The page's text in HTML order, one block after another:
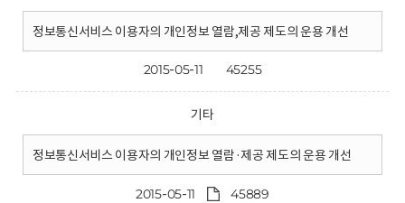
정보통신서비스 이용자의 개인정보 열람,제공 제도의 운용 개선
2015-05-11 45255
기타
정보통신서비스 이용자의 개인정보 열람·제공 제도의 운용 개선
2015-05-11 45889